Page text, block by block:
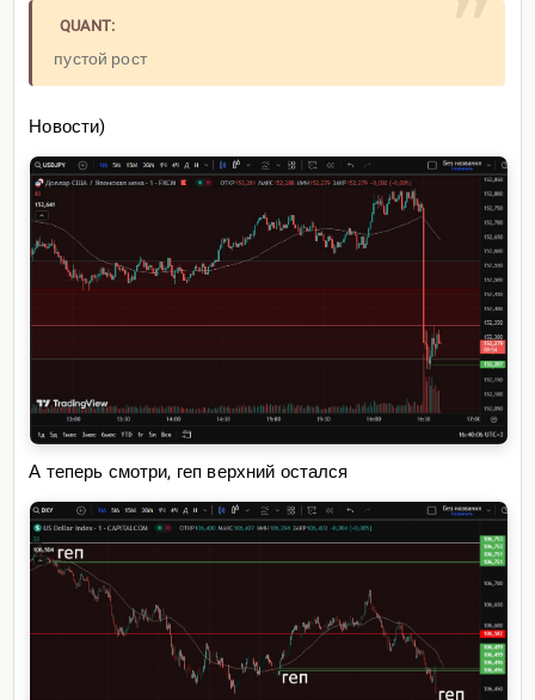
QUANT:
пустой рост
Новости)
А теперь смотри, геп верхний остался